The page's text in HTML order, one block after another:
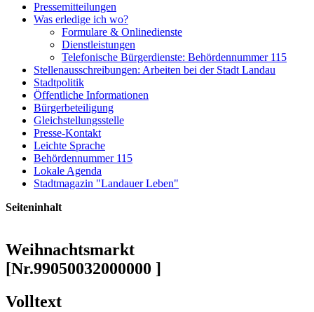
Pressemitteilungen
Was erledige ich wo?
Formulare & Onlinedienste
Dienstleistungen
Telefonische Bürgerdienste: Behördennummer 115
Stellenausschreibungen: Arbeiten bei der Stadt Landau
Stadtpolitik
Öffentliche Informationen
Bürgerbeteiligung
Gleichstellungsstelle
Presse-Kontakt
Leichte Sprache
Behördennummer 115
Lokale Agenda
Stadtmagazin "Landauer Leben"
Seiteninhalt
Weihnachtsmarkt
[Nr.99050032000000 ]
Volltext